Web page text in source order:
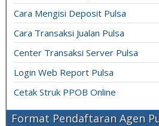
Cara Mengisi Deposit Pulsa
Cara Transaksi Jualan Pulsa
Center Transaksi Server Pulsa
Login Web Report Pulsa
Cetak Struk PPOB Online
Format Pendaftaran Agen